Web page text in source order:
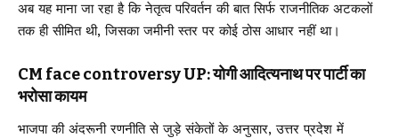
अब यह माना जा रहा है कि नेतृत्व परिवर्तन की बात सिर्फ राजनीतिक अटकलों
तक ही सीमित थी, जिसका जमीनी स्तर पर कोई ठोस आधार नहीं था।
CM face controversy UP: योगी आदित्यनाथ पर पार्टी का
भरोसा कायम
भाजपा की अंदरूनी रणनीति से जुड़े संकेतों के अनुसार, उत्तर प्रदेश में